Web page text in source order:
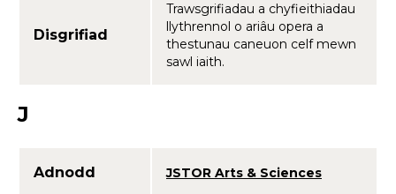
Disgrifiad
Trawsgrifiadau a chyfieithiadau
llythrennol o ariâu opera a
thestunau caneuon celf mewn
sawl iaith.
J
Adnodd JSTOR Arts & Sciences